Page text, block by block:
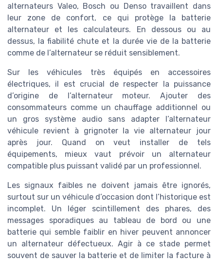
alternateurs Valeo, Bosch ou Denso travaillent dans
leur zone de confort, ce qui protège la batterie
alternateur et les calculateurs. En dessous ou au
dessus, la fiabilité chute et la durée vie de la batterie
comme de l’alternateur se réduit sensiblement.
Sur les véhicules très équipés en accessoires
électriques, il est crucial de respecter la puissance
d’origine de l’alternateur moteur. Ajouter des
consommateurs comme un chauffage additionnel ou
un gros système audio sans adapter l’alternateur
véhicule revient à grignoter la vie alternateur jour
après jour. Quand on veut installer de tels
équipements, mieux vaut prévoir un alternateur
compatible plus puissant validé par un professionnel.
Les signaux faibles ne doivent jamais être ignorés,
surtout sur un véhicule d’occasion dont l’historique est
incomplet. Un léger scintillement des phares, des
messages sporadiques au tableau de bord ou une
batterie qui semble faiblir en hiver peuvent annoncer
un alternateur défectueux. Agir à ce stade permet
souvent de sauver la batterie et de limiter la facture à